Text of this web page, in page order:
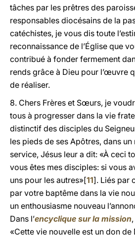
tâches par les prêtres des
responsables diocésains de la
catéchistes, je vous dis toute
reconnaissance de l’Église que
contribué à fonder fermement
rends grâce à Dieu pour l’œuvre
de réaliser.
8. Chers Frères et Sœurs, je
tous à progresser dans la vie
distinctif des disciples du
les pieds de ses Apôtres, dans
service, Jésus leur a dit: «À ceci
vous êtes mes disciples: si vous
uns pour les autres»[11]. Liés par
par votre baptême dans la vie
un enthousiasme nouveau
Dans l’encyclique sur la mission
«Cette vie nouvelle est un don de